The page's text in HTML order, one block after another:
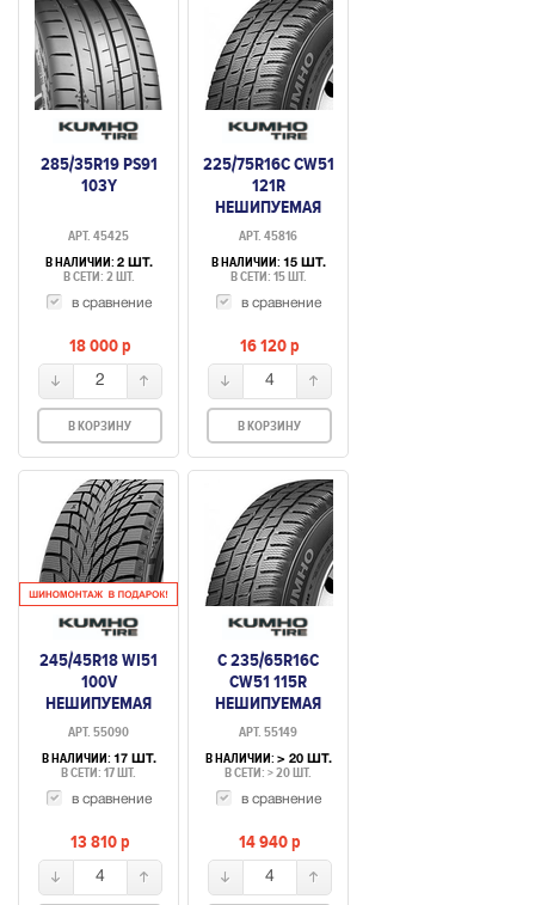
285/35R19 PS91
103Y
АРТ. 45425
В НАЛИЧИИ: 2 ШТ.
В СЕТИ: 2 ШТ.
в сравнение
18 000p
2
В КОРЗИНУ
225/75R16C CW51
121R
НЕШИПУЕМАЯ
АРТ. 45816
В НАЛИЧИИ: 15 ШТ.
В СЕТИ: 15 ШТ.
в сравнение
16 120p
4
В КОРЗИНУ
245/45R18 WI51
100V
НЕШИПУЕМАЯ
АРТ. 55090
В НАЛИЧИИ: 17 ШТ.
В СЕТИ: 17 ШТ.
в сравнение
13 810p
4
C 235/65R16C
CW51 115R
НЕШИПУЕМАЯ
АРТ. 55149
В НАЛИЧИИ: > 20 ШТ.
В СЕТИ: > 20 ШТ.
в сравнение
14 940p
4